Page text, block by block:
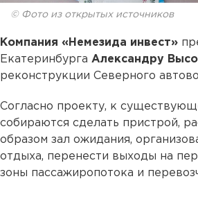
© Фото из открытых источников
Компания «Немезида инвест»
Екатеринбурга Александру
реконструкции Северного
Согласно проекту, к
собираются сделать пристрой,
образом зал ожидания,
отдыха, перенести выходы на
зоны пассажиропотока и